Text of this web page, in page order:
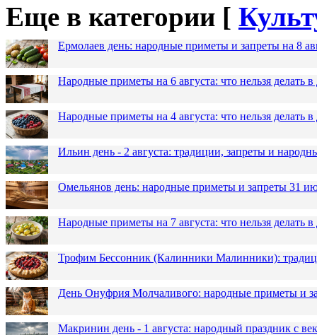
Еще в категории [
Ермолаев день: народные приметы и запреты на 8
Народные приметы на 6 августа: что нельзя делать
Народные приметы на 4 августа: что нельзя
Ильин день - 2 августа: традиции, запреты и
Омельянов день: народные приметы и запреты 31
Народные приметы на 7 августа: что нельзя делать
Трофим Бессонник (Калинники Малинники):
День Онуфрия Молчаливого: народные приметы и
Макринин день - 1 августа: народный праздник с